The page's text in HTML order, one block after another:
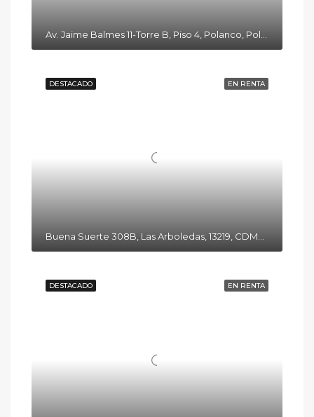
EN RENTA
DESTACADO
EN RENTA
DESTACADO